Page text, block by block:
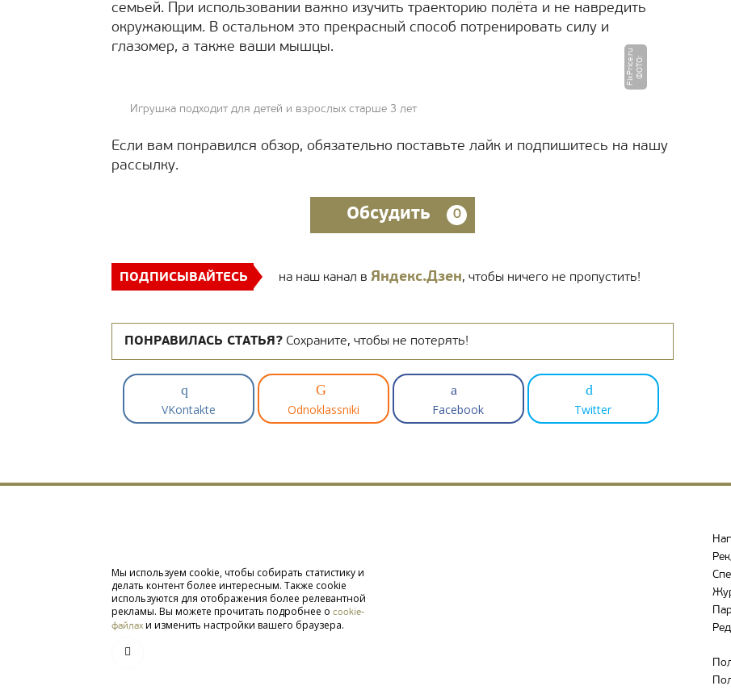
семьей. При использовании важно изучить траекторию полёта и не навредить
окружающим. В остальном это прекрасный способ потренировать силу и
глазомер, а также ваши мышцы.
Ф
О
Т
О
:
Fi
x
P
ri
c
e.
r
u
Игрушка подходит для детей и взрослых старше 3 лет
Если вам понравился обзор, обязательно поставьте лайк и подпишитесь на нашу
рассылку.
Обсудить 0
ПОДПИСЫВАЙТЕСЬ на наш канал в Яндекс.Дзен, чтобы ничего не пропустить!
ПОНРАВИЛАСЬ СТАТЬЯ? Сохраните, чтобы не потерять!
VKontakte Odnoklassniki Facebook Twitter
Мы используем cookie, чтобы собирать статистику и
делать контент более интересным. Также cookie
используются для отображения более релевантной
рекламы. Вы можете прочитать подробнее о cookie-
файлах и изменить настройки вашего браузера.